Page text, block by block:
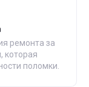
ремонта за
которая
поломки.